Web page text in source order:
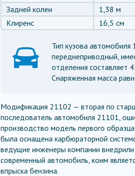
Задней колеи
1,38 м
Клиренс
16,5 см
Тип кузова автомобиля
переднеприводный,
отделения составляет
Снаряженная масса
Модификация 21102 — вторая по
последователь автомобиля 21101,
производство модель первого
была оснащена карбюраторной
ведущие инженеры компании
современный автомобиль, коим
впрыска бензина.